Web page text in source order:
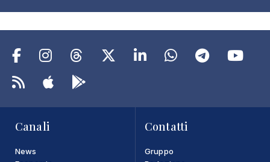
Canali
News
Contatti
Gruppo